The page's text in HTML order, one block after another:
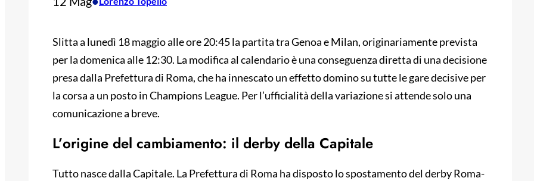
Slitta a lunedì 18 maggio alle ore 20:45 la partita tra Genoa e Milan, originariamente prevista
per la domenica alle 12:30. La modifica al calendario è una conseguenza diretta di una decisione
presa dalla Prefettura di Roma, che ha innescato un effetto domino su tutte le gare decisive per
la corsa a un posto in Champions League. Per l’ufficialità della variazione si attende solo una
comunicazione a breve.
L’origine del cambiamento: il derby della Capitale
Tutto nasce dalla Capitale. La Prefettura di Roma ha disposto lo spostamento del derby Roma-